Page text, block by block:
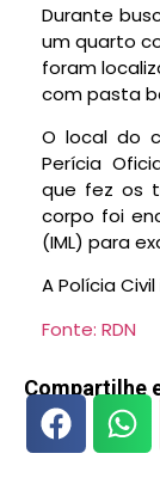
Durante
um quarto
foram
com pasta
O local do
Perícia
que fez os
corpo foi
(IML) para
A Polícia
Fonte: RDN
Compartilhe